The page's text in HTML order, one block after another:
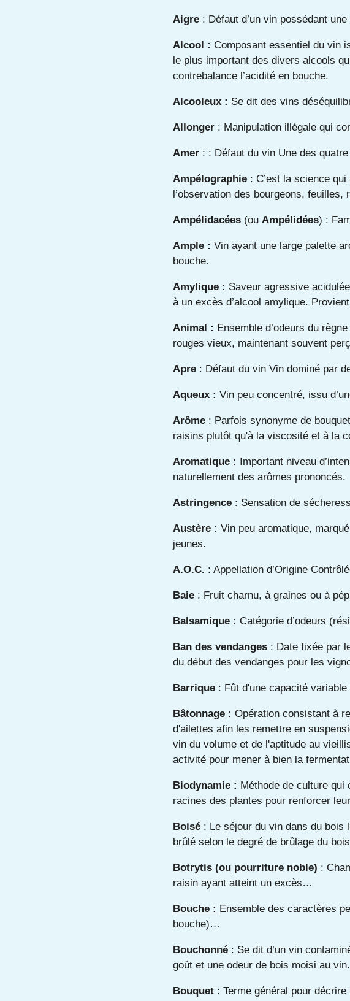
Aigre : Défaut d’un vin possédant
Alcool : Composant essentiel du vin
le plus important des divers alcools
contrebalance l’acidité en bouche.
Alcooleux : Se dit des vins
Allonger : Manipulation illégale qui
Amer : : Défaut du vin Une des
Ampélographie : C’est la science
l’observation des bourgeons,
Ampélidacées (ou Ampélidées) :
Ample : Vin ayant une large palette
bouche.
Amylique : Saveur agressive
à un excès d’alcool amylique.
Animal : Ensemble d’odeurs du
rouges vieux, maintenant souvent
Apre : Défaut du vin Vin dominé par
Aqueux : Vin peu concentré, issu
Arôme : Parfois synonyme de
raisins plutôt qu'à la viscosité et à la
Aromatique : Important niveau
naturellement des arômes prononcés.
Astringence : Sensation de
Austère : Vin peu aromatique,
jeunes.
A.O.C. : Appellation d’Origine
Baie : Fruit charnu, à graines ou à
Balsamique : Catégorie d’odeurs
Ban des vendanges : Date fixée par
du début des vendanges pour les
Barrique : Fût d'une capacité
Bâtonnage : Opération consistant à
d'ailettes afin les remettre en
vin du volume et de l'aptitude au
activité pour mener à bien la
Biodynamie : Méthode de culture
racines des plantes pour renforcer
Boisé : Le séjour du vin dans du bois
brûlé selon le degré de brûlage du
Botrytis (ou pourriture noble) :
raisin ayant atteint un excès…
Bouche : Ensemble des caractères
bouche)…
Bouchonné : Se dit d’un vin
goût et une odeur de bois moisi au vin.
Bouquet : Terme général pour